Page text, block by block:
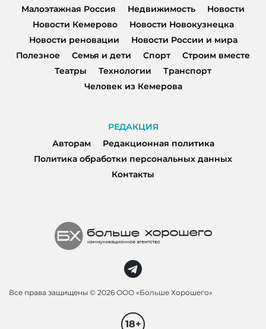
Малоэтажная Россия
Недвижимость
Новости
Новости Кемерово
Новости Новокузнецка
Новости реновации
Новости России и мира
Полезное
Семья и дети Спорт
Строим вместе
Театры
Технологии
Транспорт
Человек из Кемерова
РЕДАКЦИЯ
Авторам
Редакционная политика
Политика обработки персональных данных
Контакты
Все права защищены © 2026 ООО «Больше Хорошего»
18+